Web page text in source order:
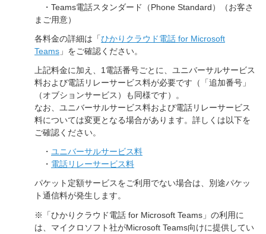
・Teams電話スタンダード（Phone Standard）（お客さ
まご用意）
各料金の詳細は「ひかりクラウド電話 for Microsoft
Teams 」をご確認ください。
上記料金に加え、1電話番号ごとに、ユニバーサルサービス
料および電話リレーサービス料が必要です（「追加番号」
（オブションサービス）も同様です）。
なお、ユニバーサルサービス料および電話リレーサービス
料については変更となる場合があります。詳しくは以下を
ご確認ください。
・ ユニバーサルサービス料
・ 電話リレーサービス料
パケット定額サービスをご利用でない場合は、別途パケッ
ト通信料が発生します。
※「ひかりクラウド電話 for Microsoft Teams」の利用に
は、マイクロソフト社がMicrosoft Teams向けに提供してい